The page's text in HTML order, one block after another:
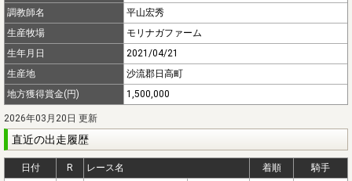
調教師名
平山宏秀
生産牧場
モリナガファーム
生年月日
2021/04/21
生産地
沙流郡日高町
地方獲得賞金(円)
1,500,000
2026年03月20日 更新
直近の出走履歴
日付 R レース名 着順 騎手